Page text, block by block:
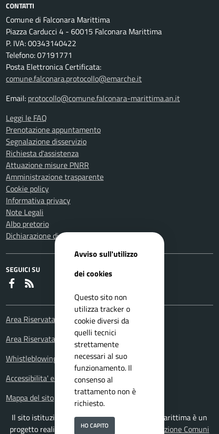
CONTATTI
Comune di Falconara Marittima
Piazza Carducci 4 - 60015 Falconara Marittima
P. IVA: 00343140422
Telefono: 07191771
Posta Elettronica Certificata:
comune.falconara.protocollo@emarche.it
Email: protocollo@comune.falconara-marittima.an.it
Leggi le FAQ
Prenotazione appuntamento
Segnalazione disservizio
Richiesta d'assistenza
Attuazione misure PNRR
Amministrazione trasparente
Cookie policy
Informativa privacy
Note Legali
Albo pretorio
Dichiarazione di accessibilità
SEGUICI SU
Faceboook
Area Riservata Consiglieri Comunali
Area Riservata Polizia Locale
Whistleblowing – Segnalazioni illeciti
Accessibilita' e meccanismo di feedback
Mappa del sito
Il sito istituzionale del Comune di Falconara Marittima è un
progetto realizzato daISWEB S.p.A. Soluzione Comuni
Avviso sull'utilizzo
dei cookies
Questo sito non
utilizza tracker o
cookie diversi da
quelli tecnici
strettamente
necessari al suo
funzionamento. Il
consenso al
trattamento non è
richiesto.
HO CAPITO